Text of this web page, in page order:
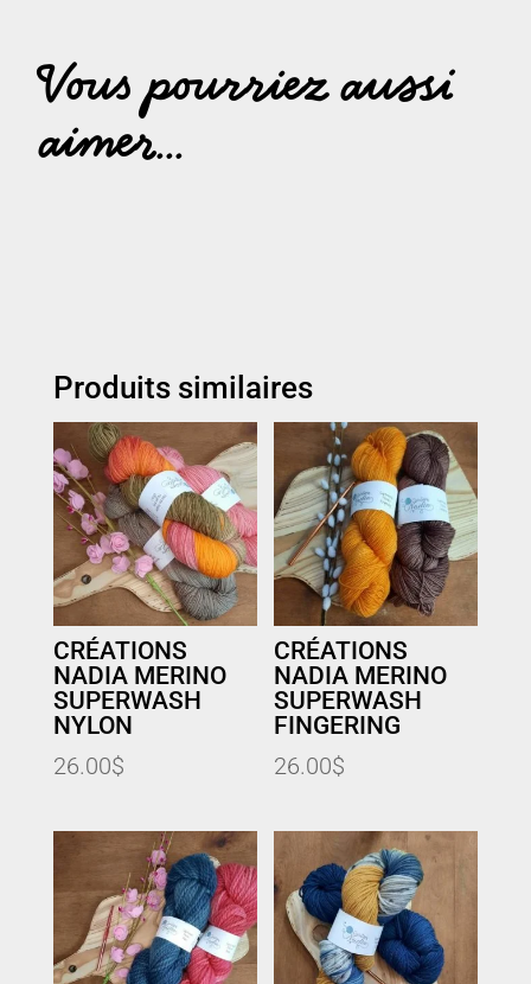
Vous pourriez aussi
aimer...
Produits similaires
CRÉATIONS
NADIA MERINO
SUPERWASH
NYLON
26.00$
CRÉATIONS
NADIA MERINO
SUPERWASH
FINGERING
26.00$